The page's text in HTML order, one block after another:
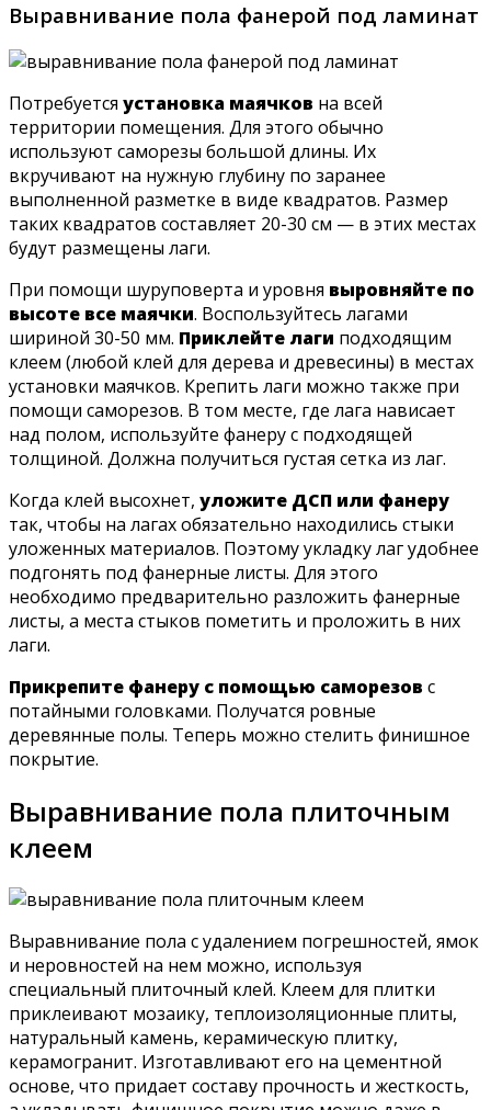
Выравнивание пола фанерой под ламинат
Потребуется установка маячков на всей
территории помещения. Для этого обычно
используют саморезы большой длины. Их
вкручивают на нужную глубину по заранее
выполненной разметке в виде квадратов. Размер
таких квадратов составляет 20-30 см — в этих местах
будут размещены лаги.
При помощи шуруповерта и уровня выровняйте по
высоте все маячки. Воспользуйтесь лагами
шириной 30-50 мм. Приклейте лаги подходящим
клеем (любой клей для дерева и древесины) в местах
установки маячков. Крепить лаги можно также при
помощи саморезов. В том месте, где лага нависает
над полом, используйте фанеру с подходящей
толщиной. Должна получиться густая сетка из лаг.
Когда клей высохнет, уложите ДСП или фанеру
так, чтобы на лагах обязательно находились стыки
уложенных материалов. Поэтому укладку лаг удобнее
подгонять под фанерные листы. Для этого
необходимо предварительно разложить фанерные
листы, а места стыков пометить и проложить в них
лаги.
Прикрепите фанеру с помощью саморезов с
потайными головками. Получатся ровные
деревянные полы. Теперь можно стелить финишное
покрытие.
Выравнивание пола плиточным
клеем
Выравнивание пола с удалением погрешностей, ямок
и неровностей на нем можно, используя
специальный плиточный клей. Клеем для плитки
приклеивают мозаику, теплоизоляционные плиты,
натуральный камень, керамическую плитку,
керамогранит. Изготавливают его на цементной
основе, что придает составу прочность и жесткость,